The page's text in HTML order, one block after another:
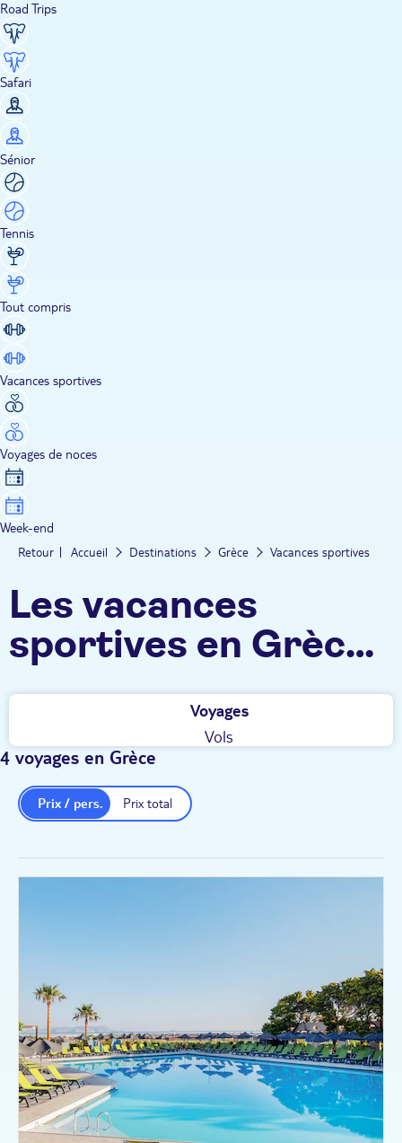
Road Trips
Safari
Sénior
Tennis
Tout compris
Vacances sportives
Voyages de noces
Week-end
Retour Accueil Destinations Grèce Vacances sportives
Les vacances
sportives en Grèce
TUI
Voyages
Vols
4 voyages en Grèce
Prix total
Prix / pers.